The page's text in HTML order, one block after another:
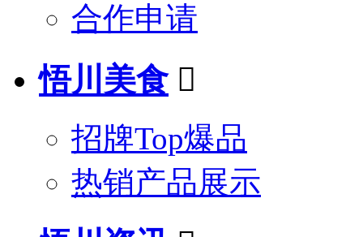
合作申请
悟川美食 
招牌Top爆品
热销产品展示